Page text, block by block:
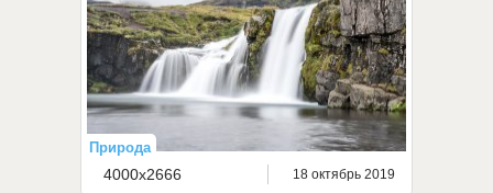
Природа
4000x2666 18 октябрь 2019